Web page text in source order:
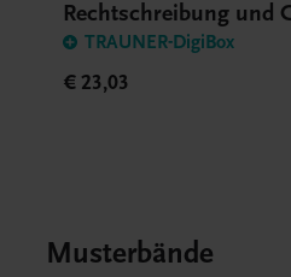
Rechtschreibung und
BHS/BMS
TRAUNER-DigiBox
€ 23,03
Musterbände